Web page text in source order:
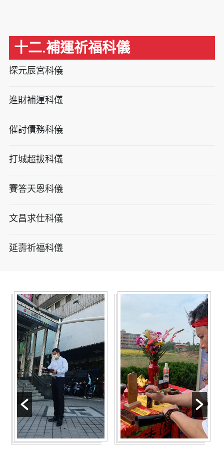
十二.補運祈福科儀
探元辰宮科儀
進財補運科儀
催討債務科儀
打城超拔科儀
賽答天恩科儀
文昌求仕科儀
延壽祈福科儀